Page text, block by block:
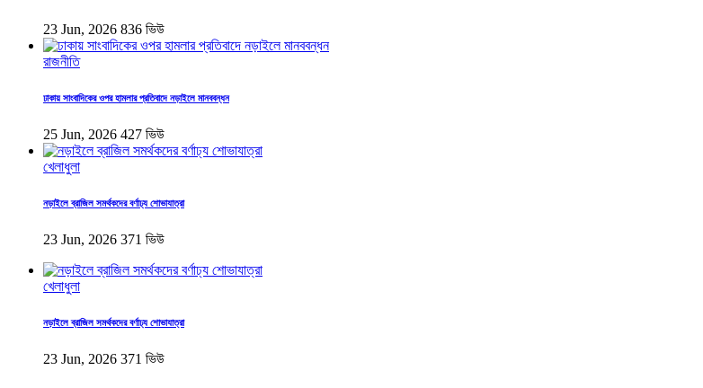
23 Jun, 2026 836 ভিউ
রাজনীতি
ঢাকায় সাংবাদিকের ওপর হামলার প্রতিবাদে নড়াইলে মানববন্ধন
25 Jun, 2026 427 ভিউ
খেলাধুলা
নড়াইলে ব্রাজিল সমর্থকদের বর্ণাঢ্য শোভাযাত্রা
23 Jun, 2026 371 ভিউ
খেলাধুলা
নড়াইলে ব্রাজিল সমর্থকদের বর্ণাঢ্য শোভাযাত্রা
23 Jun, 2026 371 ভিউ